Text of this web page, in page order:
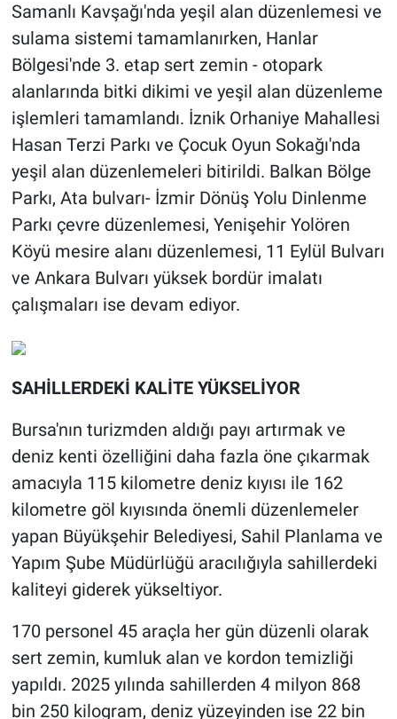
Samanlı Kavşağı'nda yeşil alan düzenlemesi ve
sulama sistemi tamamlanırken, Hanlar
Bölgesi'nde 3. etap sert zemin - otopark
alanlarında bitki dikimi ve yeşil alan düzenleme
işlemleri tamamlandı. İznik Orhaniye Mahallesi
Hasan Terzi Parkı ve Çocuk Oyun Sokağı'nda
yeşil alan düzenlemeleri bitirildi. Balkan Bölge
Parkı, Ata bulvarı- İzmir Dönüş Yolu Dinlenme
Parkı çevre düzenlemesi, Yenişehir Yolören
Köyü mesire alanı düzenlemesi, 11 Eylül Bulvarı
ve Ankara Bulvarı yüksek bordür imalatı
çalışmaları ise devam ediyor.
SAHİLLERDEKİ KALİTE YÜKSELİYOR
Bursa'nın turizmden aldığı payı artırmak ve
deniz kenti özelliğini daha fazla öne çıkarmak
amacıyla 115 kilometre deniz kıyısı ile 162
kilometre göl kıyısında önemli düzenlemeler
yapan Büyükşehir Belediyesi, Sahil Planlama ve
Yapım Şube Müdürlüğü aracılığıyla sahillerdeki
kaliteyi giderek yükseltiyor.
170 personel 45 araçla her gün düzenli olarak
sert zemin, kumluk alan ve kordon temizliği
yapıldı. 2025 yılında sahillerden 4 milyon 868
bin 250 kilogram, deniz yüzeyinden ise 22 bin